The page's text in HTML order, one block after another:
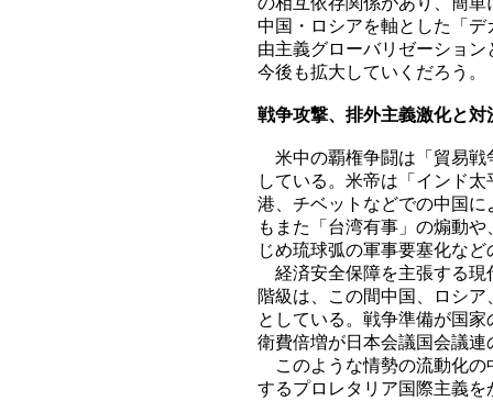
中国・ロシアを軸とした「
由主義グローバリゼーショ
今後も拡大していくだろう。
戦争攻撃、排外主義激化と対
米中の覇権争闘は「貿易戦
している。米帝は「インド
港、チベットなどでの中国
もまた「台湾有事」の煽動
じめ琉球弧の軍事要塞化な
経済安全保障を主張する現
階級は、この間中国、ロシ
としている。戦争準備が国
衛費倍増が日本会議国会議
このような情勢の流動化の
するプロレタリア国際主義